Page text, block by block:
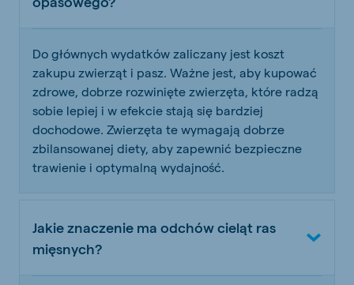
Do głównych wydatków zaliczany jest koszt
zakupu zwierząt i pasz. Ważne jest, aby kupować
zdrowe, dobrze rozwinięte zwierzęta, które radzą
sobie lepiej i w efekcie stają się bardziej
dochodowe. Zwierzęta te wymagają dobrze
zbilansowanej diety, aby zapewnić bezpieczne
trawienie i optymalną wydajność.
Jakie znaczenie ma odchów cieląt ras
mięsnych?